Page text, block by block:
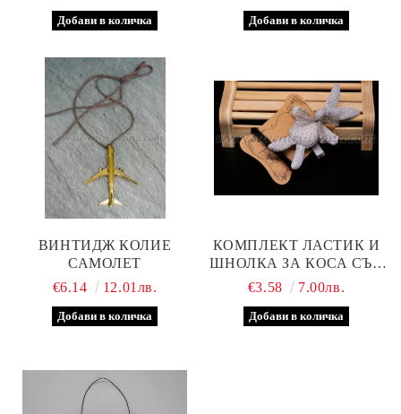
ВИНТИДЖ КОЛИЕ
САМОЛЕТ
€6.14
12.01лв.
КОМПЛЕКТ ЛАСТИК И
ШНОЛКА ЗА КОСА СЪС
ЗАЙЧЕ, МОДЕЛ ПЕТ
€3.58 7.00лв.